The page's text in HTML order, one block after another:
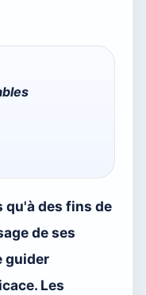
qu'à des fins de
de ses
guider
Les